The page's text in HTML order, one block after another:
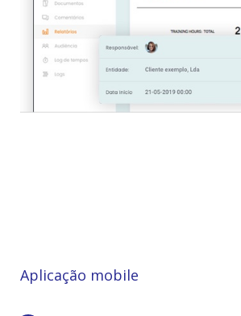
Aplicação mobile